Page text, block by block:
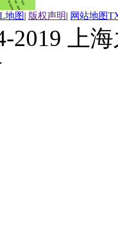
地图| 版权声明| 网站地图
2019 上